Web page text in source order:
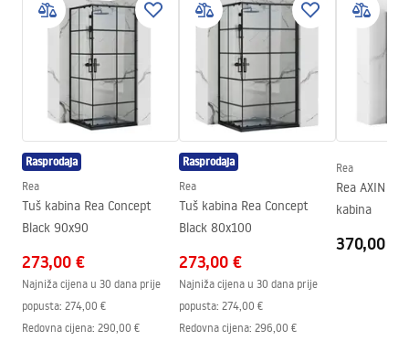
Način montaže
Ugradbena
Podešavanje visine
Izljev za kadu
Ne
Podešavanje tlaka
Da
Sustav Anti-Calc
Tehnologija premazivanja
Electroplating
Razmak priključaka
Jamstvo
24 mjeseca
Sigurnosne informacije
Safety_Information_Shower_set.pdf
Jamstveni uvjeti
Warranty_Terms_and_Conditions_Faucets_-_5.pdf
Upute za montažu
shower_set.pdf
Rasprodaja
Rea
Tuš kabina Rea Concept
Black 90x90
273,00 €
Najniža cijena u 30 dana prije
popusta: 274,00 €
Redovna cijena: 290,00 €
Rasprodaja
Rea
Tuš kabina Rea Concept
Black 80x100
273,00 €
Najniža cijena u 30 dana prije
popusta: 274,00 €
Redovna cijena: 296,00 €
Rea
Rea AXIN
kabina
370,00 €